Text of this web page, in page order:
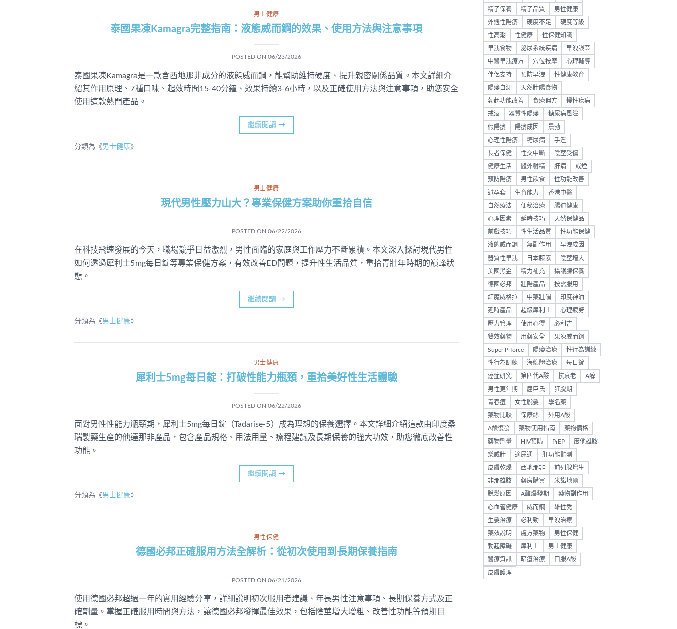
男士健康
泰國果凍Kamagra完整指南：液態威而鋼的效果、使用方法與注意事項
POSTED ON 06/23/2026
泰國果凍Kamagra是一款含西地那非成分的液態威而鋼，能幫助維持硬度、提升親密關係品質。本文詳細介
紹其作用原理、7種口味、起效時間15-40分鐘、效果持續3-6小時，以及正確使用方法與注意事項，助您安全
使用這款熱門產品。
繼續閱讀 →
分類為《男士健康》
男士健康
現代男性壓力山大？專業保健方案助你重拾自信
POSTED ON 06/22/2026
在科技飛速發展的今天，職場競爭日益激烈，男性面臨的家庭與工作壓力不斷累積。本文深入探討現代男性
如何透過犀利士5mg每日錠等專業保健方案，有效改善ED問題，提升性生活品質，重拾青壯年時期的巔峰狀
態。
繼續閱讀 →
分類為《男士健康》
男士健康
犀利士5mg每日錠：打破性能力瓶頸，重拾美好性生活體驗
POSTED ON 06/22/2026
面對男性性能力瓶頸期，犀利士5mg每日錠（Tadarise-5）成為理想的保養選擇。本文詳細介紹這款由印度桑
瑞製藥生產的他達那非產品，包含產品規格、用法用量、療程建議及長期保養的強大功效，助您徹底改善性
功能。
繼續閱讀 →
分類為《男士健康》
男性保健
德國必邦正確服用方法全解析：從初次使用到長期保養指南
POSTED ON 06/21/2026
使用德國必邦超過一年的實用經驗分享，詳細說明初次服用者建議、年長男性注意事項、長期保養方式及正
確劑量。掌握正確服用時間與方法，讓德國必邦發揮最佳效果，包括陰莖增大增粗、改善性功能等預期目
標。
精子保養 精子品質 男性健康
外遇性陽痿 硬度不足 硬度等級
性高潮 性健康 性保健知識
早洩食物 泌尿系統疾病 早洩誤區
中醫早洩療方 穴位按摩 心理輔導
伴侶支持 預防早洩 性健康教育
陽痿自測 天然壯陽食物
勃起功能改善 食療偏方 慢性疾病
戒酒 器質性陽痿 糖尿病風險
假陽痿 陽痿成因 晨勃
心理性陽痿 糖尿病 手淫
長者保健 性交中斷 陰莖受傷
健康生活 體外射精 肝病 戒煙
預防陽痿 男性飲食 性功能改善
避孕套 生育能力 香港中醫
自然療法 便秘治療 腸道健康
心理因素 延時技巧 天然保健品
前戲技巧 性生活品質 性功能保健
液態威而鋼 無副作用 早洩成因
器質性早洩 日本藤素 陰莖增大
美國黑金 精力補充 攝護腺保養
德國必邦 壯陽產品 按需服用
紅魔威格拉 中藥壯陽 印度神油
延時產品 超級犀利士 心理疲勞
壓力管理 使用心得 必利吉
雙效藥物 用藥安全 果凍威而鋼
Super P-force 陽痿治療 性行為訓練
性行為訓練 海綿體治療 每日錠
癌症研究 第四代A酸 抗衰老 A醇
男性更年期 屈臣氏 狂脫期
青春痘 女性脫髮 學名藥
藥物比較 保康絲 外用A酸
A酸復發 藥物使用指南 藥物價格
藥物劑量 HIV預防 PrEP 度他雄胺
樂威壯 適尿通 肝功能監測
皮膚乾燥 西地那非 前列腺增生
非那雄胺 藥房購買 米諾地爾
脫髮原因 A酸爆發期 藥物副作用
心血管健康 威而鋼 雄性禿
生髮治療 必利勁 早洩治療
藥效說明 處方藥物 男性保健
勃起障礙 犀利士 男士健康
醫療資訊 暗瘡治療 口服A酸
皮膚護理